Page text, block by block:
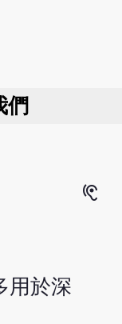
們
hearing
用於深